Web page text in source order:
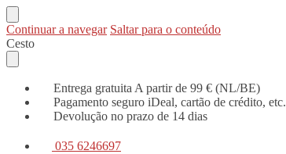
Continuar a navegar Saltar para o conteúdo
Cesto
Entrega gratuita A partir de 99 € (NL/BE)
Pagamento seguro iDeal, cartão de crédito, etc.
Devolução no prazo de 14 dias
035 6246697